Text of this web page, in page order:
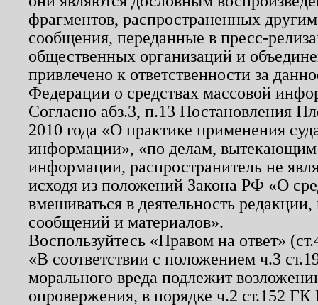
фрагментов, распространенных
сообщения, переданные в пресс-
общественных организаций и
привлечено к ответственности за
Федерации о средствах массовой
Согласно абз.3, п.13 Постановления
2010 года «О практике применения
информации», «по делам, вытекающим
информации, распространитель не
исходя из положений Закона РФ «О
вмешиваться в деятельность
сообщений и материалов».
Воспользуйтесь «Правом на ответ»
«В соответствии с положением ч.3
морального вреда подлежит
опровержения, в порядке ч.2 ст.152